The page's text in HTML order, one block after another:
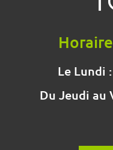
Le Lundi
Du Jeudi au